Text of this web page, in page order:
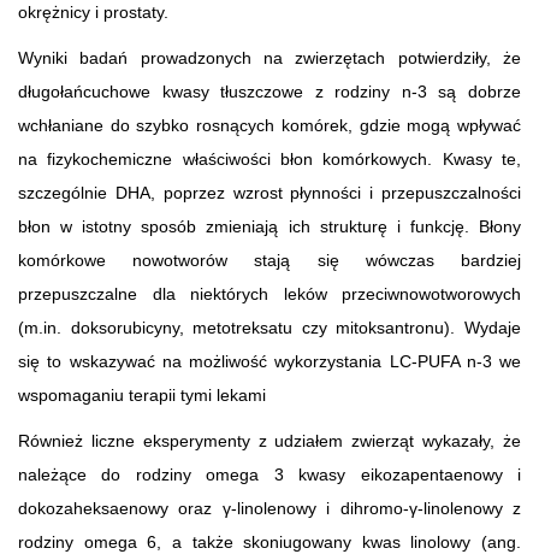
okrężnicy i prostaty.
Wyniki badań prowadzonych na zwierzętach potwierdziły, że
długołańcuchowe kwasy tłuszczowe z rodziny n-3 są dobrze
wchłaniane do szybko rosnących komórek, gdzie mogą wpływać
na fizykochemiczne właściwości błon komórkowych. Kwasy te,
szczególnie DHA, poprzez wzrost płynności i przepuszczalności
błon w istotny sposób zmieniają ich strukturę i funkcję. Błony
komórkowe nowotworów stają się wówczas bardziej
przepuszczalne dla niektórych leków przeciwnowotworowych
(m.in. doksorubicyny, metotreksatu czy mitoksantronu). Wydaje
się to wskazywać na możliwość wykorzystania LC-PUFA n-3 we
wspomaganiu terapii tymi lekami
Również liczne eksperymenty z udziałem zwierząt wykazały, że
należące do rodziny omega 3 kwasy eikozapentaenowy i
dokozaheksaenowy oraz γ-linolenowy i dihromo-γ-linolenowy z
rodziny omega 6, a także skoniugowany kwas linolowy (ang.